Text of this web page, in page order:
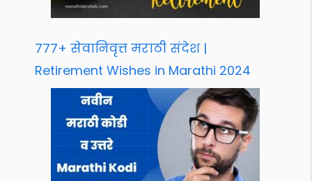
777+ सेवानिवृत्त मराठी संदेश |
Retirement Wishes in Marathi 2024